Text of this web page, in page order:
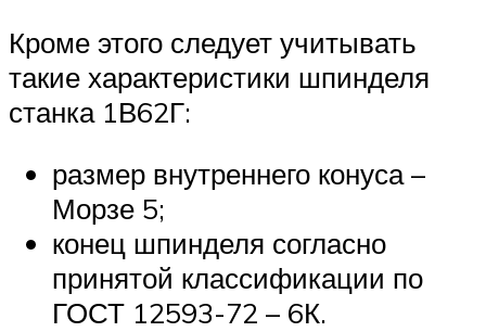
Кроме этого следует учитывать
такие характеристики шпинделя
станка 1В62Г:
размер внутреннего конуса –
Морзе 5;
конец шпинделя согласно
принятой классификации по
ГОСТ 12593-72 – 6К.